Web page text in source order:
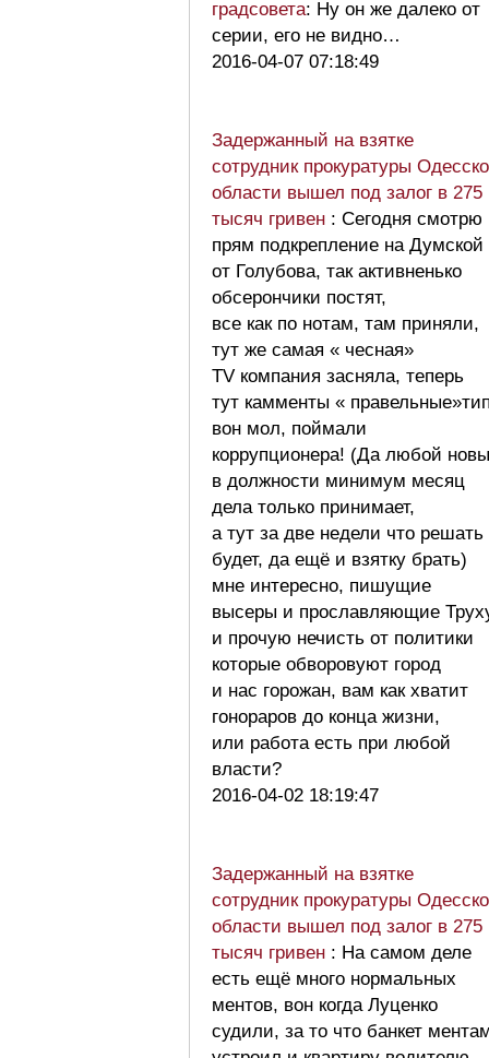
градсовета: Ну он же далеко от
серии, его не видно…
2016-04-07 07:18:49
Задержанный на взятке
сотрудник прокуратуры
области вышел под залог в 275
тысяч гривен : Сегодня смотрю
прям подкрепление на Думской
от Голубова, так активненько
обсерончики постят,
все как по нотам, там приняли,
тут же самая « чесная»
TV компания засняла, теперь
тут камменты «
вон мол, поймали
коррупционера! (Да любой
в должности минимум месяц
дела только принимает,
а тут за две недели что решать
будет, да ещё и взятку брать)
мне интересно, пишущие
высеры и прославляющие
и прочую нечисть от политики
которые обворовуют город
и нас горожан, вам как хватит
гонораров до конца жизни,
или работа есть при любой
власти?
2016-04-02 18:19:47
Задержанный на взятке
сотрудник прокуратуры
области вышел под залог в 275
тысяч гривен : На самом деле
есть ещё много нормальных
ментов, вон когда Луценко
судили, за то что банкет